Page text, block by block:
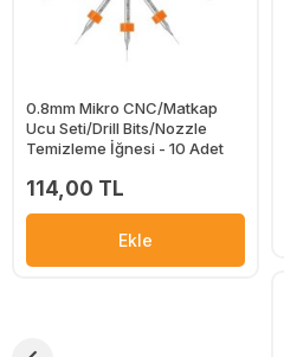
0.8mm Mikro CNC/Matkap
Ucu Seti/Drill Bits/Nozzle
Temizleme İğnesi - 10 Adet
114,00 TL
Ekle